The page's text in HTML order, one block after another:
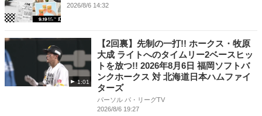
2026/8/6 14:32
1:01
【2回裏】先制の一打!! ホークス・牧原
大成 ライトへのタイムリー2ベースヒッ
トを放つ!! 2026年8月6日 福岡ソフトバ
ンクホークス 対 北海道日本ハムファイ
ターズ
パーソル パ・リーグTV
2026/8/6 19:27